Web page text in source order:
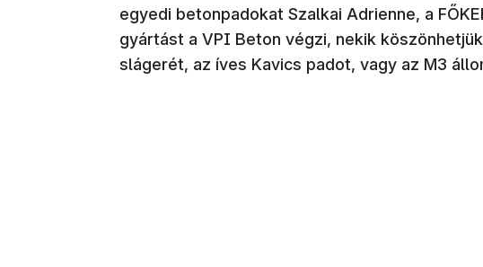
egyedi betonpadokat Szalkai Adrienne, a
gyártást a VPI Beton végzi, nekik
slágerét, az íves Kavics padot, vagy az M3